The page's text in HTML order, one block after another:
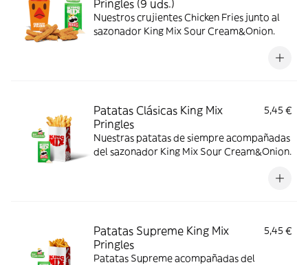
Pringles (9 uds.)
Nuestros crujientes Chicken Fries junto al
sazonador King Mix Sour Cream&Onion.
Patatas Clásicas King Mix
Pringles
5,45 €
Nuestras patatas de siempre acompañadas
del sazonador King Mix Sour Cream&Onion.
Patatas Supreme King Mix
Pringles
5,45 €
Patatas Supreme acompañadas del